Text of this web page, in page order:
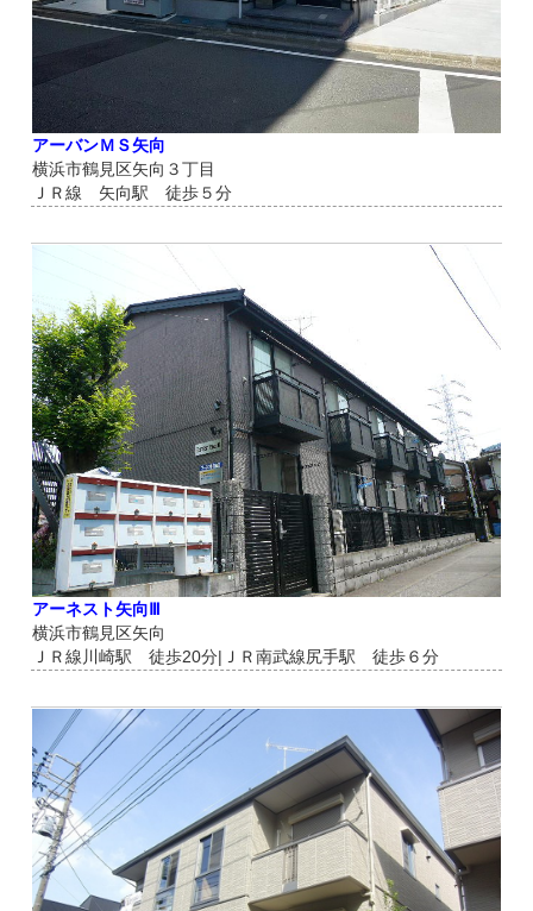
アーバンＭＳ矢向
横浜市鶴見区矢向３丁目
ＪＲ線 矢向駅 徒歩５分
アーネスト矢向Ⅲ
横浜市鶴見区矢向
ＪＲ線川崎駅 徒歩20分|ＪＲ南武線尻手駅 徒歩６分